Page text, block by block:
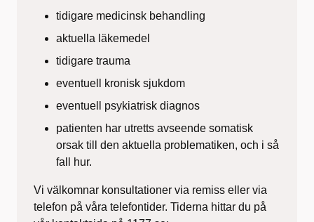
tidigare medicinsk behandling
aktuella läkemedel
tidigare trauma
eventuell kronisk sjukdom
eventuell psykiatrisk diagnos
patienten har utretts avseende somatisk
orsak till den aktuella problematiken, och i så
fall hur.
Vi välkomnar konsultationer via remiss eller via
telefon på våra telefontider. Tiderna hittar du på